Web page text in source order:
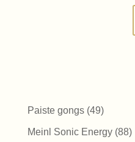
Paiste gongs 4949
prodotti
Meinl Sonic Energy 8888